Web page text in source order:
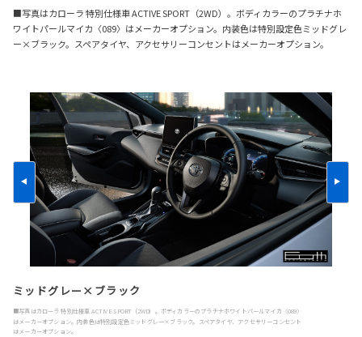
■写真はカローラ 特別仕様車 ACTIVE SPORT（2WD）。ボディカラーのプラチナホ
ワイトパールマイカ〈089〉はメーカーオプション。内装色は特別設定色ミッドグレ
ー×ブラック。スペアタイヤ、アクセサリーコンセントはメーカーオプション。
ミッドグレー×ブラック
■写真はカローラ 特別仕様車 ACTIVE SPORT（2WD）。ボディカラーのプラチナホワイトパールマイカ〈089〉
はメーカーオプション。内装色は特別設定色ミッドグレー×ブラック。スペアタイヤ、アクセサリーコンセント
はメーカーオプション。